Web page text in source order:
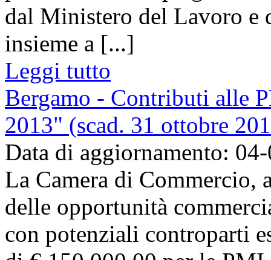
dal Ministero del Lavoro e
insieme a [...]
Leggi tutto
Bergamo - Contributi alle
2013" (scad. 31 ottobre
Data di aggiornamento:
La Camera di
delle opportunità
con potenziali controparti